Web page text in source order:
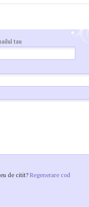
tau
de citit? Regenerare cod